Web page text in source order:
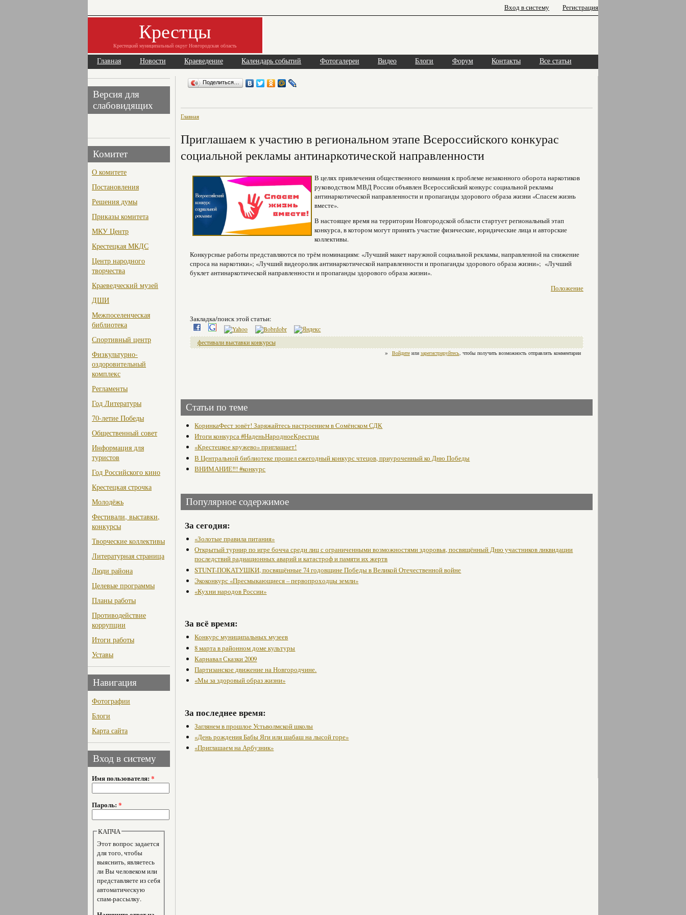
Вход в систему Регистрация
Крестцы
Крестецкий муниципальный округ Новгородская область
Главная Новости Краеведение Календарь событий Фотогалереи Видео Блоги Форум Контакты Все статьи
Версия для
слабовидящих
Комитет
О комитете
Постановления
Решения думы
Приказы комитета
МКУ Центр
Крестецкая МКДС
Центр народного
творчества
Краеведческий музей
ДШИ
Межпоселенческая
библиотека
Спортивный центр
Физкультурно-
оздоровительный
комплекс
Регламенты
Год Литературы
70-летие Победы
Общественный совет
Информация для
туристов
Год Российского кино
Крестецкая строчка
Молодёжь
Фестивали, выставки,
конкурсы
Творческие коллективы
Литературная страница
Люди района
Целевые программы
Планы работы
Противодействие
коррупции
Итоги работы
Уставы
Навигация
Фотографии
Блоги
Карта сайта
Вход в систему
Имя пользователя: *
Пароль: *
КАПЧА
Этот вопрос задается
для того, чтобы
выяснить, являетесь
ли Вы человеком или
представляете из себя
автоматическую
спам-рассылку.
Поделиться…
Главная
Приглашаем к участию в региональном этапе Всероссийского конкурас
социальной рекламы антинаркотической направленности
В целях привлечения общественного внимания к проблеме незаконного оборота наркотиков
руководством МВД России объявлен Всероссийский конкурс социальной рекламы
антинаркотической направленности и пропаганды здорового образа жизни «Спасем жизнь
вместе».
В настоящее время на территории Новгородской области стартует региональный этап
конкурса, в котором могут принять участие физические, юридические лица и авторские
коллективы.
Конкурсные работы представляются по трём номинациям: «Лучший макет наружной социальной рекламы, направленной на снижение
спроса на наркотики»; «Лучший видеоролик антинаркотической направленности и пропаганды здорового образа жизни»; «Лучший
буклет антинаркотической направленности и пропаганды здорового образа жизни».
Положение
Закладка/поиск этой статьи:
фестивали выставки конкурсы
»
Войдитеили зарегистрируйтесь, чтобы получить возможность отправлять комментарии
Статьи по теме
КоринкаФест зовёт! Заряжайтесь настроением в Сомёнском СДК
Итоги конкурса #НаденьНародноеКрестцы
«Крестецкое кружево» приглашает!
В Центральной библиотеке прошел ежегодный конкурс чтецов, приуроченный ко Дню Победы
ВНИМАНИЕ‼! #конкурс
Популярное содержимое
За сегодня:
«Золотые правила питания»
Открытый турнир по игре бочча среди лиц с ограниченными возможностями здоровья, посвящённый Дню участников ликвидации
последствий радиационных аварий и катастроф и памяти их жертв
STUNT-ПОКАТУШКИ, посвящённые 74 годовщине Победы в Великой Отечественной войне
Экоконкурс «Пресмыкающиеся – первопроходцы земли»
«Кухни народов России»
За всё время:
Конкурс муниципальных музеев
8 марта в районном доме культуры
Карнавал Сказки 2009
Партизанское движение на Новгородчине.
«Мы за здоровый образ жизни»
За последнее время:
Заглянем в прошлое Устьволмской школы
«День рождения Бабы Яги или шабаш на лысой горе»
«Приглашаем на Арбузник»